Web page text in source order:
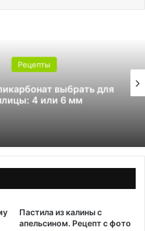
Рецепты
выбрать для
4 или 6 мм
Пастила из калины с
апельсином. Рецепт с фото